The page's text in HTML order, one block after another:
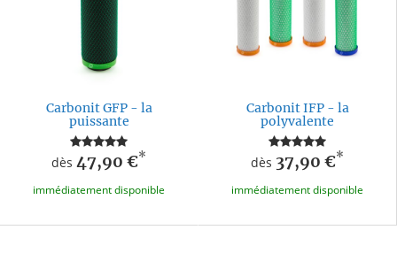
Carbonit GFP - la
puissante
dès 47,90 €*
immédiatement disponible
Carbonit IFP - la
polyvalente
dès 37,90 €*
immédiatement disponible